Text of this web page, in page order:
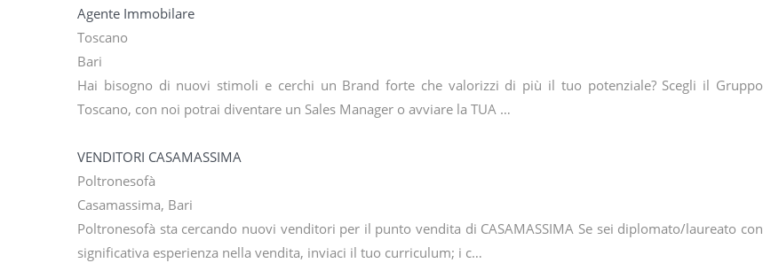
Agente Immobilare
Toscano
Bari
Hai bisogno di nuovi stimoli e cerchi un Brand forte che valorizzi di più il tuo potenziale? Scegli il Gruppo
Toscano, con noi potrai diventare un Sales Manager o avviare la TUA …
VENDITORI CASAMASSIMA
Poltronesofà
Casamassima, Bari
Poltronesofà sta cercando nuovi venditori per il punto vendita di CASAMASSIMA Se sei diplomato/laureato con
significativa esperienza nella vendita, inviaci il tuo curriculum; i c…